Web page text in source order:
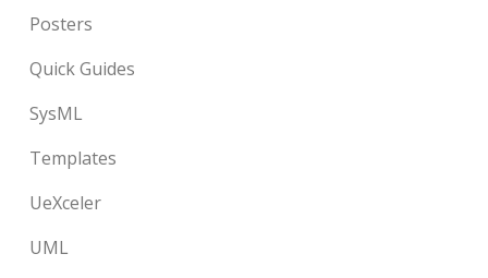
Posters
Quick Guides
SysML
Templates
UeXceler
UML